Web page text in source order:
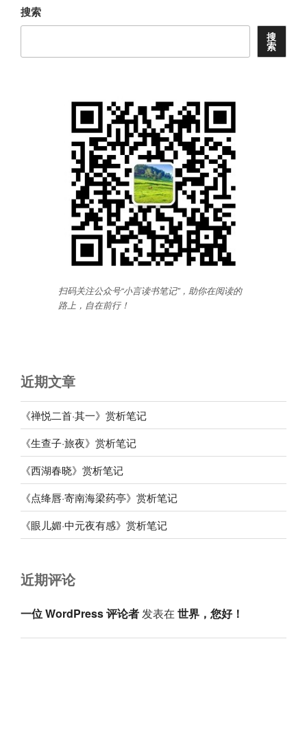
搜索
搜
索
扫码关注公众号“小言读书笔记”，助你在阅读的
路上，自在前行！
近期文章
《禅悦二首·其一》赏析笔记
《生查子·旅夜》赏析笔记
《西湖春晓》赏析笔记
《点绛唇·寄南海梁药亭》赏析笔记
《眼儿媚·中元夜有感》赏析笔记
近期评论
一位 WordPress 评论者发表在 世界，您好！